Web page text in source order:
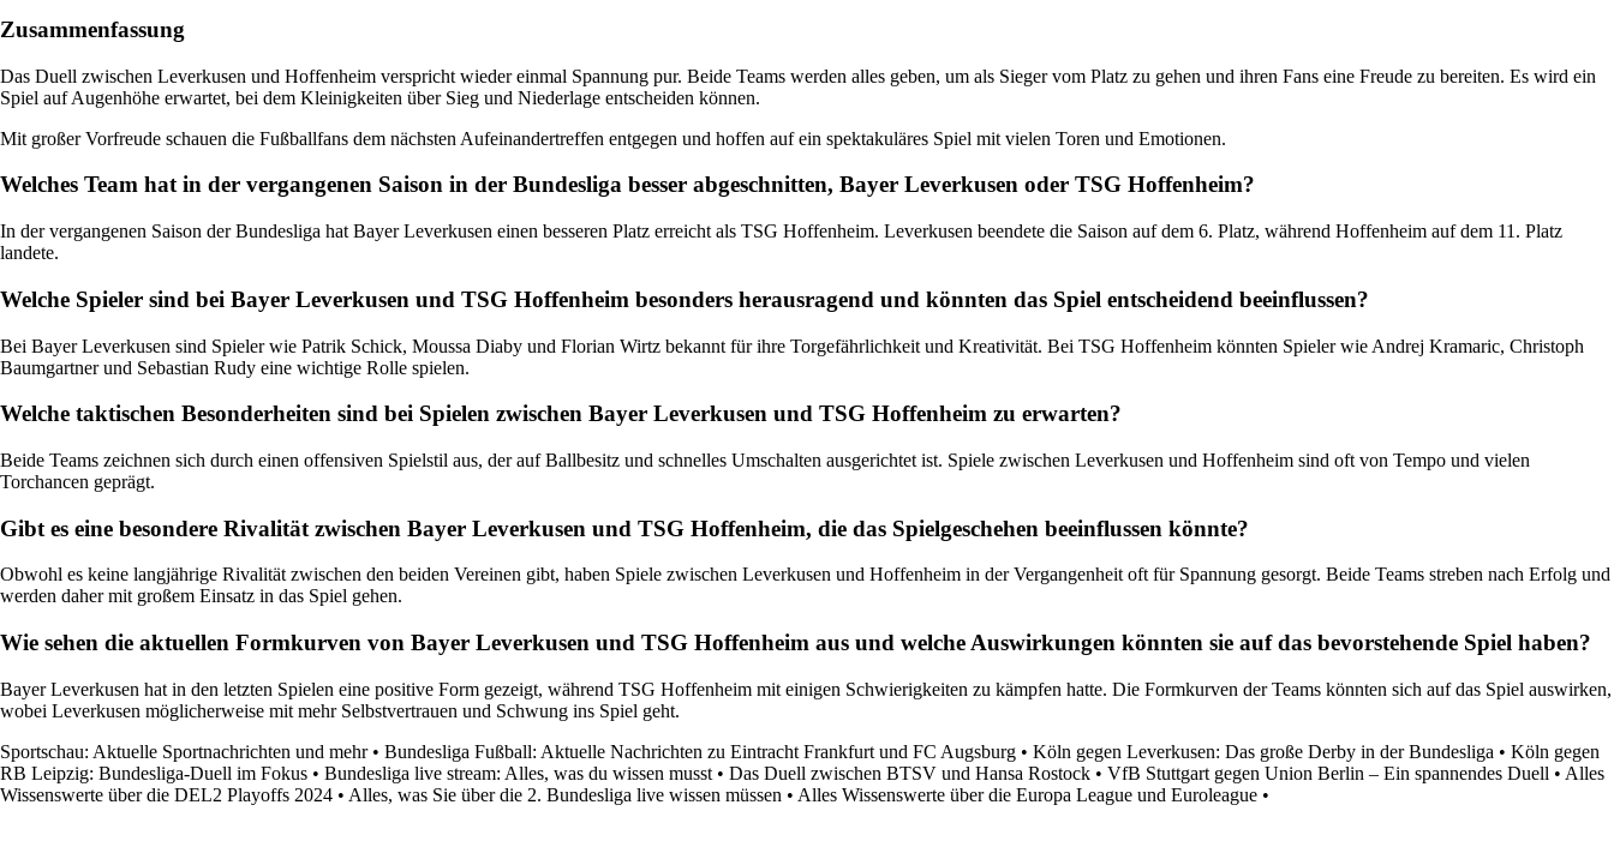
Zusammenfassung
Das Duell zwischen Leverkusen und Hoffenheim verspricht wieder einmal Spannung pur. Beide Teams werden alles geben, um als Sieger vom Platz zu gehen und ihren Fans eine Freude zu bereiten. Es wird ein
Spiel auf Augenhöhe erwartet, bei dem Kleinigkeiten über Sieg und Niederlage entscheiden können.
Mit großer Vorfreude schauen die Fußballfans dem nächsten Aufeinandertreffen entgegen und hoffen auf ein spektakuläres Spiel mit vielen Toren und Emotionen.
Welches Team hat in der vergangenen Saison in der Bundesliga besser abgeschnitten, Bayer Leverkusen oder TSG Hoffenheim?
In der vergangenen Saison der Bundesliga hat Bayer Leverkusen einen besseren Platz erreicht als TSG Hoffenheim. Leverkusen beendete die Saison auf dem 6. Platz, während Hoffenheim auf dem 11. Platz
landete.
Welche Spieler sind bei Bayer Leverkusen und TSG Hoffenheim besonders herausragend und könnten das Spiel entscheidend beeinflussen?
Bei Bayer Leverkusen sind Spieler wie Patrik Schick, Moussa Diaby und Florian Wirtz bekannt für ihre Torgefährlichkeit und Kreativität. Bei TSG Hoffenheim könnten Spieler wie Andrej Kramaric, Christoph
Baumgartner und Sebastian Rudy eine wichtige Rolle spielen.
Welche taktischen Besonderheiten sind bei Spielen zwischen Bayer Leverkusen und TSG Hoffenheim zu erwarten?
Beide Teams zeichnen sich durch einen offensiven Spielstil aus, der auf Ballbesitz und schnelles Umschalten ausgerichtet ist. Spiele zwischen Leverkusen und Hoffenheim sind oft von Tempo und vielen
Torchancen geprägt.
Gibt es eine besondere Rivalität zwischen Bayer Leverkusen und TSG Hoffenheim, die das Spielgeschehen beeinflussen könnte?
Obwohl es keine langjährige Rivalität zwischen den beiden Vereinen gibt, haben Spiele zwischen Leverkusen und Hoffenheim in der Vergangenheit oft für Spannung gesorgt. Beide Teams streben nach Erfolg und
werden daher mit großem Einsatz in das Spiel gehen.
Wie sehen die aktuellen Formkurven von Bayer Leverkusen und TSG Hoffenheim aus und welche Auswirkungen könnten sie auf das bevorstehende Spiel haben?
Bayer Leverkusen hat in den letzten Spielen eine positive Form gezeigt, während TSG Hoffenheim mit einigen Schwierigkeiten zu kämpfen hatte. Die Formkurven der Teams könnten sich auf das Spiel auswirken,
wobei Leverkusen möglicherweise mit mehr Selbstvertrauen und Schwung ins Spiel geht.
Sportschau: Aktuelle Sportnachrichten und mehr• Bundesliga Fußball: Aktuelle Nachrichten zu Eintracht Frankfurt und FC Augsburg • Köln gegen Leverkusen: Das große Derby in der Bundesliga • Köln gegen
RB Leipzig: Bundesliga-Duell im Fokus • Bundesliga live stream: Alles, was du wissen musst • Das Duell zwischen BTSV und Hansa Rostock • VfB Stuttgart gegen Union Berlin – Ein spannendes Duell • Alles
Wissenswerte über die DEL2 Playoffs 2024 • Alles, was Sie über die 2. Bundesliga live wissen müssen • Alles Wissenswerte über die Europa League und Euroleague •